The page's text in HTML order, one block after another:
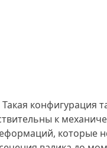
к
которые